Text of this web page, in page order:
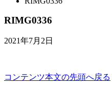
RIMG0336
2021年7月2日
コンテンツ本文の先頭へ戻る